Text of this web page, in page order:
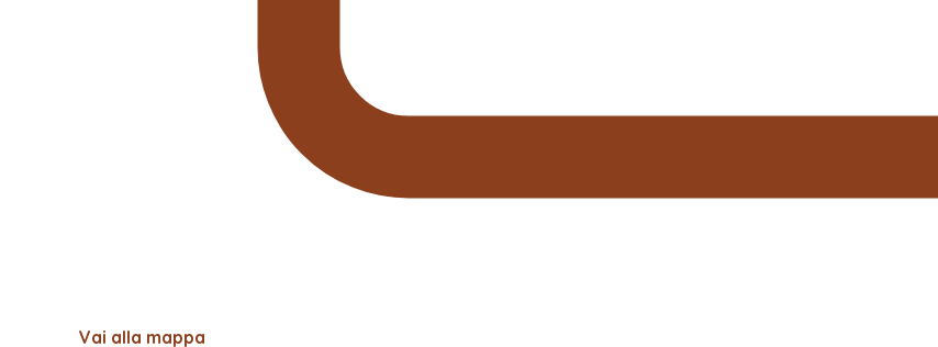
Vai alla mappa